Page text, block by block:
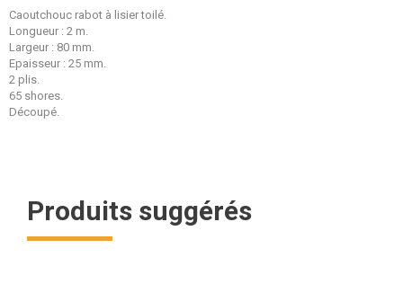
Caoutchouc rabot à lisier toilé.
Longueur : 2 m.
Largeur : 80 mm.
Epaisseur : 25 mm.
2 plis.
65 shores.
Découpé.
Produits suggérés